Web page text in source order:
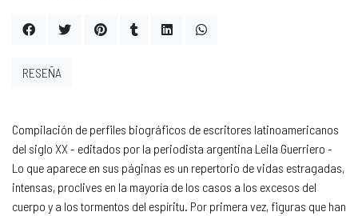
Compilación de perfiles biográficos de escritores latinoamericanos
del siglo XX - editados por la periodista argentina Leila Guerriero -
Lo que aparece en sus páginas es un repertorio de vidas estragadas,
intensas, proclives en la mayoría de los casos a los excesos del
cuerpo y a los tormentos del espíritu. Por primera vez, figuras que han
RESEÑA